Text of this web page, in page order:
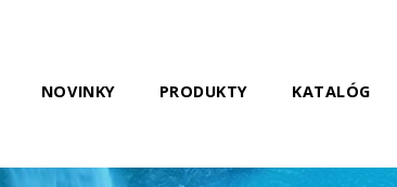
NOVINKY PRODUKTY KATALÓG